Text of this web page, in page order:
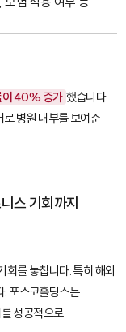
이 40% 증가 했습니다.
병원 내부를 보여준
스 기회까지
회를 놓칩니다. 특히 해외
. 포스코홀딩스는
성공적으로